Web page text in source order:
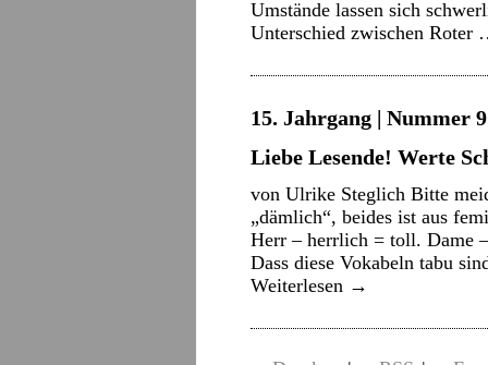
Umstände lassen sich
Unterschied zwischen
15. Jahrgang | Nummer
Liebe Lesende! Werte
von Ulrike Steglich Bitte
„dämlich“, beides ist aus
Herr – herrlich = toll. Dame
Dass diese Vokabeln tabu
Weiterlesen →